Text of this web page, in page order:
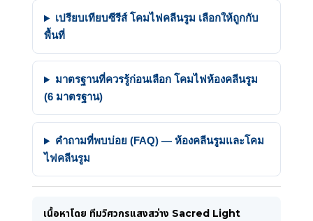
เปรียบเทียบซีรีส์ โคมไฟคลีนรูม เลือกให้ถูกกับ
พื้นที่
มาตรฐานที่ควรรู้ก่อนเลือก โคมไฟห้องคลีนรูม
(6 มาตรฐาน)
คำถามที่พบบ่อย (FAQ) — ห้องคลีนรูมและโคม
ไฟคลีนรูม
เนื้อหาโดย ทีมวิศวกรแสงสว่าง Sacred Light